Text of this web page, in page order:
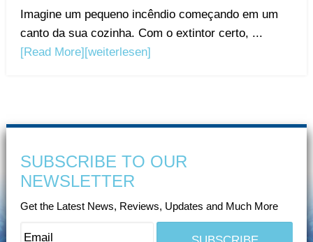
Imagine um pequeno incêndio começando em um
canto da sua cozinha. Com o extintor certo, ...
[Read More] [weiterlesen]
SUBSCRIBE TO OUR
NEWSLETTER
Get the Latest News, Reviews, Updates and Much More